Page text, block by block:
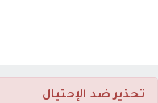
تحذير ضد الإحتيال